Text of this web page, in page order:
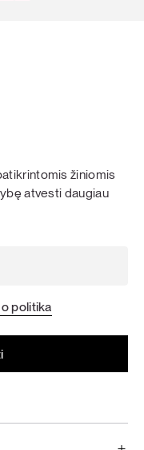
žiniomis
atvesti daugiau
politika